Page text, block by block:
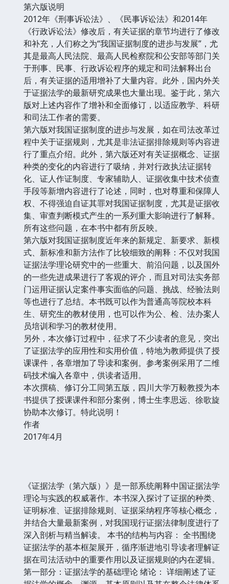
第六版说明
2012年《刑事诉讼法》、《民事诉讼法》和2014年
《行政诉讼法》修改后，有关证据的章节均进行了修改
和补充，人们称之为“我国证据制度的进步与发展”，尤
其是最高人民法院、最高人民检察院和公安部等部门关
于刑事、民事、行政诉讼程序的规定和司法解释出台
后，有关证据的适用增补了大量内容。此外，国内外关
于证据法学的最新研究成果也大量出现。鉴于此，第六
版对上述内容作了增补和全面修订，以适应教学、科研
和司法工作者的需要。
第六版对我国证据制度的进步与发展，如在司法改革过
程中关于证据规则，尤其是非法证据排除规则等内容进
行了重点介绍。此外，第六版还对有关证据概念、证据
种类的变化的内容进行了吸纳，并对行政执法证据转
化、证人作证制度、专家辅助人、证据收集中技术侦查
手段等新增内容进行了论述，同时，也对尊重和保障人
权、不得强迫自证其罪对我国证据制度，尤其是证据收
集、审查判断模式产生的一系列重大影响进行了解释。
所有这些问题，在本书中都有所反映。
第六版对我国证据制度近年来的新规定、新要求、新模
式、新标准和新方法作了比较细致的阐释：不仅对我国
证据法学理论研究中的一些重大、前沿问题，以及国外
的一些先进成果进行了客观的评介，而且对司法实务部
门运用证据认定案件事实面临的问题、挑战、经验法则
等也进行了总结。本书既可以作为普通高等院校本科
生、研究生的教材使用，也可以作为公、检、法办案人
员培训和学习的教材使用。
另外，本次修订过程中，征求了不少读者的意见，突出
了证据法学的应用性和实用价值，特地为教师提供了授
课课件，各章增加了导读和案例。参考案例采用了二维
码技术编入各章中，供读者适用。
本次撰稿、修订分工同第五版，四川大学万毅教授为本
书提供了授课课件和部分案例，博士生李思远、徐歌旋
协助本次修订。特此说明！
作者
2017年4月
《证据法学（第六版）》是一部系统阐释中国证据法学
理论与实践的权威著作。本书深入探讨了证据的种类、
证明标准、证据排除规则、证据采纳程序等核心概念，
并结合大量最新案例，对我国现行证据法律制度进行了
深入剖析与精当解读。 本书的结构与内容： 全书围绕
证据法学的基本框架展开，循序渐进地引导读者理解证
据在司法活动中的重要作用以及证据规则的内在逻辑。
第一部分：证据法学的基础理论 绪论： 详细阐述了证